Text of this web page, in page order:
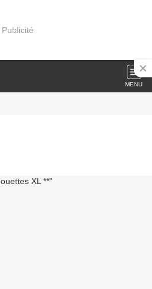
Publicité
MENU